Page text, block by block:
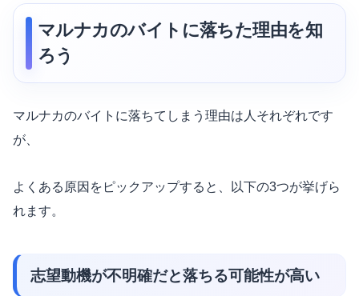
マルナカのバイトに落ちた理由を知
ろう
マルナカのバイトに落ちてしまう理由は人それぞれです
が、
よくある原因をピックアップすると、以下の3つが挙げら
れます。
志望動機が不明確だと落ちる可能性が高い